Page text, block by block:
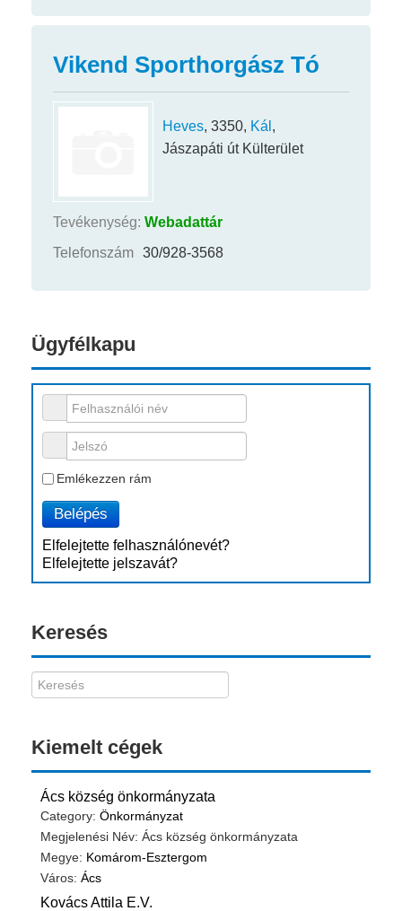
Vikend Sporthorgász Tó
Heves, 3350, Kál ,
Jászapáti út Külterület
Tevékenység: Webadattár
Telefonszám 30/928-3568
Ügyfélkapu
Felhasználói név
Jelszó
Emlékezzen rám
Belépés
Elfelejtette felhasználónevét?
Elfelejtette jelszavát?
Keresés
Kiemelt cégek
Ács község önkormányzata
Category: Önkormányzat
Megjelenési Név: Ács község önkormányzata
Megye: Komárom-Esztergom
Város: Ács
Kovács Attila E.V.